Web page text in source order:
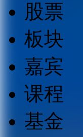
股票
板块
嘉宾
课程
基金